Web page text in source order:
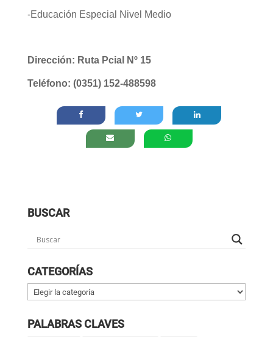
-Educación Especial Nivel Medio
Dirección: Ruta Pcial Nº 15
Teléfono: (0351) 152-488598
BUSCAR
CATEGORÍAS
Categorías
PALABRAS CLAVES